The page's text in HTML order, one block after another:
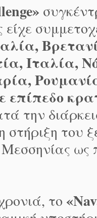
»
είχε
Ιταλία,
επίπεδο
την
του
ως
το